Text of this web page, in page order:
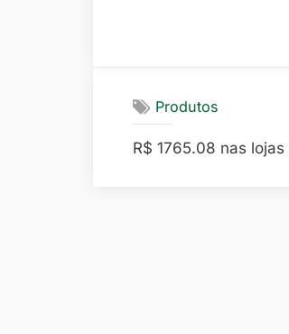
Produtos
R$ 1765.08 nas lojas